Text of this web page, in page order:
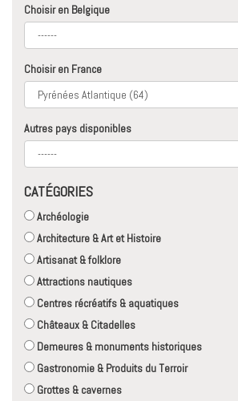
Choisir en Belgique
Choisir en France
Autres pays disponibles
CATÉGORIES
Archéologie
Architecture & Art et Histoire
Artisanat & folklore
Attractions nautiques
Centres récréatifs & aquatiques
Châteaux & Citadelles
Demeures & monuments historiques
Gastronomie & Produits du Terroir
Grottes & cavernes